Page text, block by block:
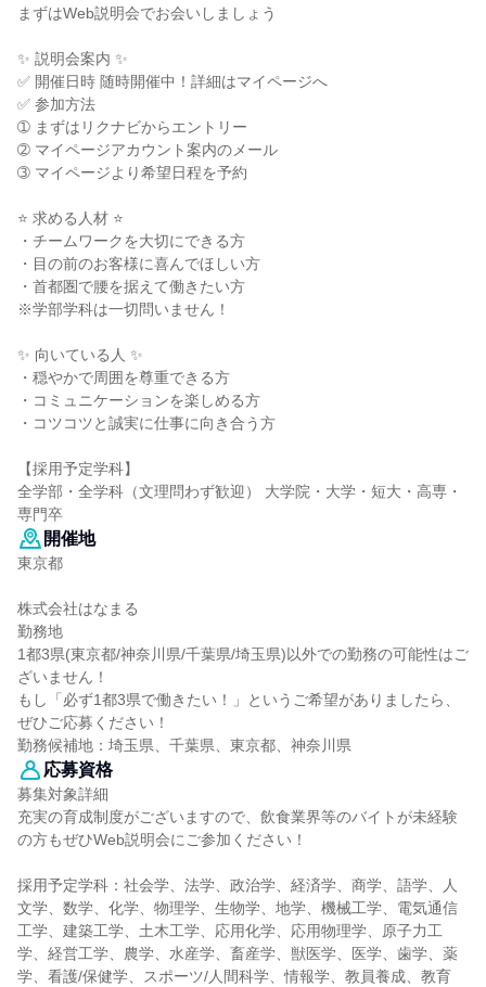
まずはWeb説明会でお会いしましょう
✨ 説明会案内 ✨
✅ 開催日時 随時開催中！詳細はマイページへ
✅ 参加方法
➀ まずはリクナビからエントリー
➁ マイページアカウント案内のメール
➂ マイページより希望日程を予約
⭐ 求める人材 ⭐
・チームワークを大切にできる方
・目の前のお客様に喜んでほしい方
・首都圏で腰を据えて働きたい方
※学部学科は一切問いません！
✨ 向いている人 ✨
・穏やかで周囲を尊重できる方
・コミュニケーションを楽しめる方
・コツコツと誠実に仕事に向き合う方
【採用予定学科】
全学部・全学科（文理問わず歓迎） 大学院・大学・短大・高専・
専門卒
開催地
東京都
株式会社はなまる
勤務地
1都3県(東京都/神奈川県/千葉県/埼玉県)以外での勤務の可能性はご
ざいません！
もし「必ず1都3県で働きたい！」というご希望がありましたら、
ぜひご応募ください！
勤務候補地：埼玉県、千葉県、東京都、神奈川県
応募資格
募集対象詳細
充実の育成制度がございますので、飲食業界等のバイトが未経験
の方もぜひWeb説明会にご参加ください！
採用予定学科：社会学、法学、政治学、経済学、商学、語学、人
文学、数学、化学、物理学、生物学、地学、機械工学、電気通信
工学、建築工学、土木工学、応用化学、応用物理学、原子力工
学、経営工学、農学、水産学、畜産学、獣医学、医学、歯学、薬
学、看護/保健学、スポーツ/人間科学、情報学、教員養成、教育